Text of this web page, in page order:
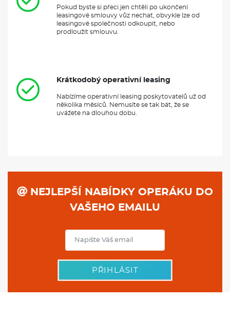
Pokud byste si přeci jen chtěli po ukončení
leasingové smlouvy vůz nechat, obvykle lze od
leasingové společnosti odkoupit, nebo
prodloužit smlouvu.
Krátkodobý operativní leasing
Nabízíme operativní leasing poskytovatelů už od
několika měsíců. Nemusíte se tak bát, že se
uvážete na dlouhou dobu.
NEJLEPŠÍ NABÍDKY OPERÁKU DO
VAŠEHO EMAILU
PŘIHLÁSIT